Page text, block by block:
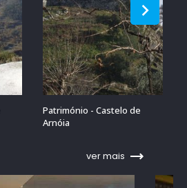
Património - Castelo de
Arnóia
ver mais